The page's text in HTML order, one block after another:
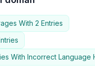
With 2 Entries
With Incorrect Language